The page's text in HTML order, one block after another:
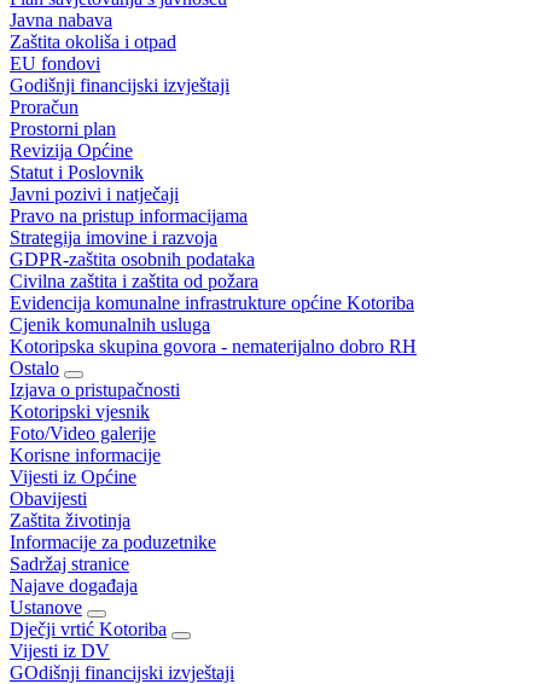
Javna nabava
Zaštita okoliša i otpad
EU fondovi
Godišnji financijski izvještaji
Proračun
Prostorni plan
Revizija Općine
Statut i Poslovnik
Javni pozivi i natječaji
Pravo na pristup informacijama
Strategija imovine i razvoja
GDPR-zaštita osobnih podataka
Civilna zaštita i zaštita od požara
Evidencija komunalne infrastrukture općine Kotoriba
Cjenik komunalnih usluga
Kotoripska skupina govora - nematerijalno dobro RH
Ostalo
Izjava o pristupačnosti
Kotoripski vjesnik
Foto/Video galerije
Korisne informacije
Vijesti iz Općine
Obavijesti
Zaštita životinja
Informacije za poduzetnike
Sadržaj stranice
Najave događaja
Ustanove
Dječji vrtić Kotoriba
Vijesti iz DV
GOdišnji financijski izvještaji